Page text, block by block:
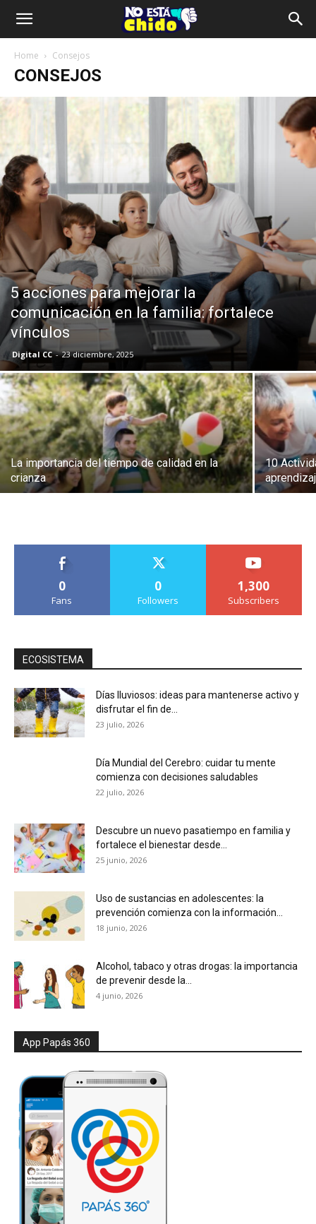
Home Consejos
CONSEJOS
5 acciones para mejorar la
comunicación en la familia: fortalece
vínculos
Digital CC - 23 diciembre, 2025
La importancia del tiempo de calidad en la
crianza
10
0
Fans
0
Followers
1,300
Subscribers
ECOSISTEMA
Días lluviosos: ideas para mantenerse activo y
disfrutar el fin de...
23 julio, 2026
Día Mundial del Cerebro: cuidar tu mente
comienza con decisiones saludables
22 julio, 2026
Descubre un nuevo pasatiempo en familia y
fortalece el bienestar desde...
25 junio, 2026
Uso de sustancias en adolescentes: la
prevención comienza con la información...
18 junio, 2026
Alcohol, tabaco y otras drogas: la importancia
de prevenir desde la...
4 junio, 2026
App Papás 360